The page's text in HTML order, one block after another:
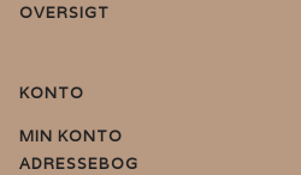
OVERSIGT
KONTO
MIN KONTO
ADRESSEBOG